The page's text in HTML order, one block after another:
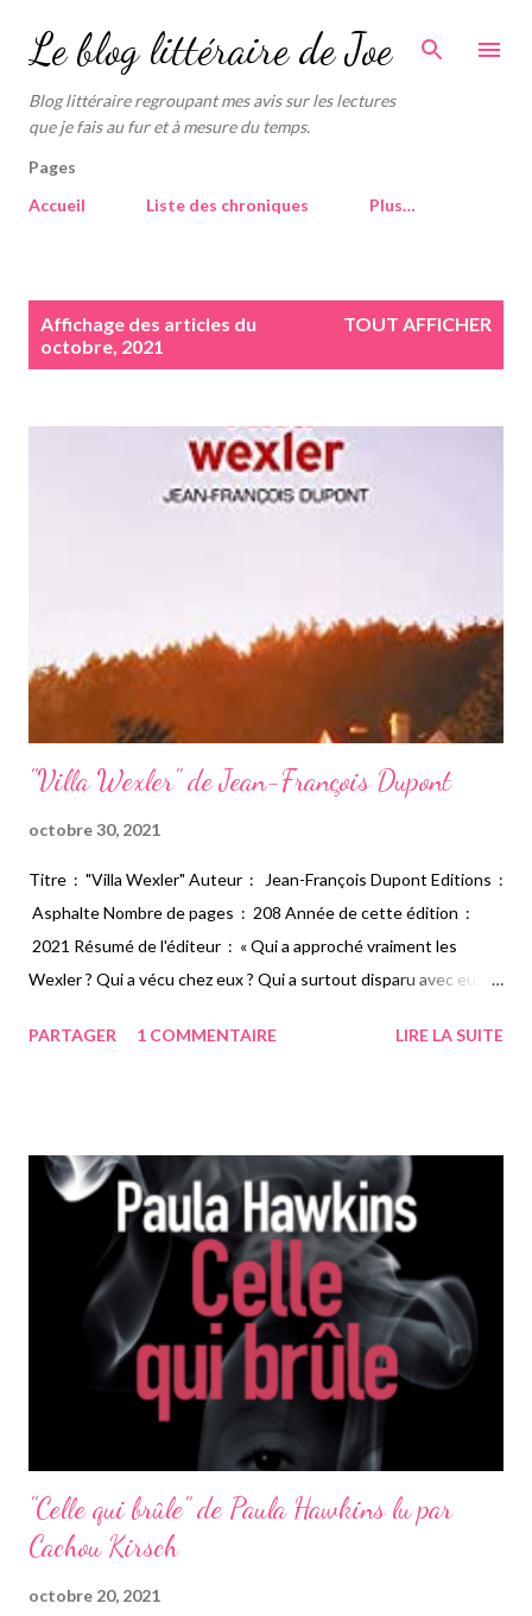
Accéder au contenu principal
Le blog littéraire de Joe
Blog littéraire regroupant mes avis sur les lectures
que je fais au fur et à mesure du temps.
Pages
Accueil
Liste des chroniques Plus…
Affichage des articles du
octobre, 2021
TOUT AFFICHER
"Villa Wexler" de Jean-François Dupont
octobre 30, 2021
Titre : "Villa Wexler" Auteur : Jean-François Dupont Editions :
Asphalte Nombre de pages : 208 Année de cette édition :
2021 Résumé de l'éditeur : « Qui a approché vraiment les
Wexler ? Qui a vécu chez eux ? Qui a surtout disparu avec eux ?
nous avons failli être absorbés voire digérés par le singulier
nouveau professeur de français de Mathias, 16 ans. L’adolescent
va côtoyer les enfants de cet étrange clan. Il y a Karl, qui ne se
sépare jamais de sa carabine. Cheyenne, qui passe son temps à
cheval. Et Charlotte, la camarade de classe de Mathias, dont il
s’éprend. Alors que les deux jeunes gens vivent un premier
amour lumineux, une relation trouble se noue entre ...
PARTAGER 1 COMMENTAIRE LIRE LA SUITE
"Celle qui brûle" de Paula Hawkins lu par
Cachou Kirsch
octobre 20, 2021